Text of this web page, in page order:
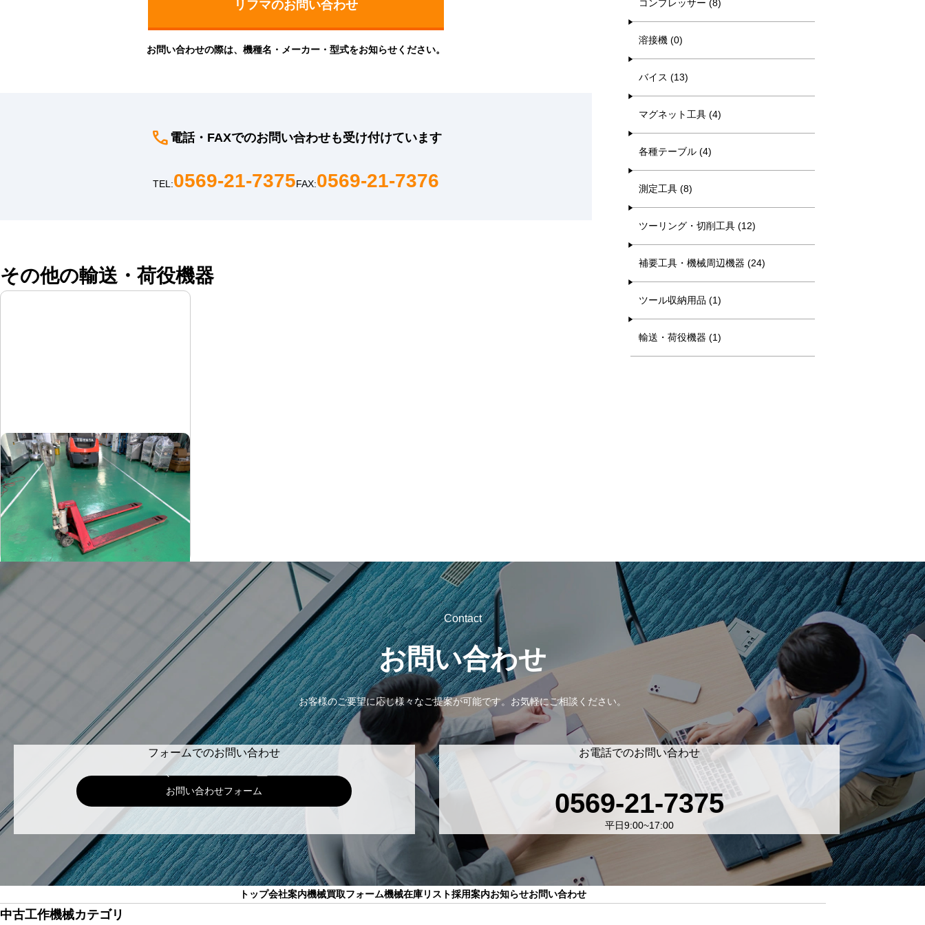
お問い合わせの際は、機種名・メーカー・型式をお知らせください。
電話・FAXでのお問い合わせも受け付けています
TEL:0569-21-7375FAX:0569-21-7376
その他の輸送・荷役機器
ハンドパレットトラック
メーカー ビシャモン
式BMRP10-L50
年 式-
コンプレッサー (8)
溶接機 (0)
バイス (13)
マグネット工具 (4)
各種テーブル (4)
測定工具 (8)
ツーリング・切削工具 (12)
補要工具・機械周辺機器 (24)
ツール収納用品 (1)
輸送・荷役機器 (1)
Contact
お問い合わせ
お客様のご要望に応じ様々なご提案が可能です。 お気軽にご相談ください。
フォームでのお問い合わせ
お問い合わせフォーム
お電話でのお問い合わせ
0569-21-7375
平日9:00~17:00
トップ会社案内機械買取フォーム機械在庫リスト採用案内お知らせお問い合わせ
中古工作機械カテゴリ